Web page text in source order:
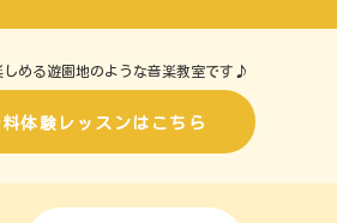
しめる遊園地のような音楽教室です♪
料体験レッスンはこちら